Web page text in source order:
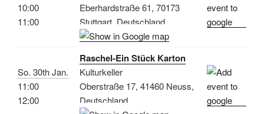
10:00
11:00
Eberhardstraße 61, 70173
Stuttgart, Deutschland
So. 30th Jan.
11:00
12:00
Raschel-Ein Stück Karton
Kulturkeller
Oberstraße 17, 41460 Neuss,
Deutschland